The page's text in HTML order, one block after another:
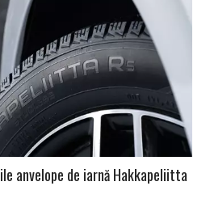
anvelope de iarnă Hakkapeliitta